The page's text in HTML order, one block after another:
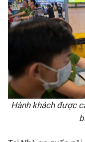
Hành khách được